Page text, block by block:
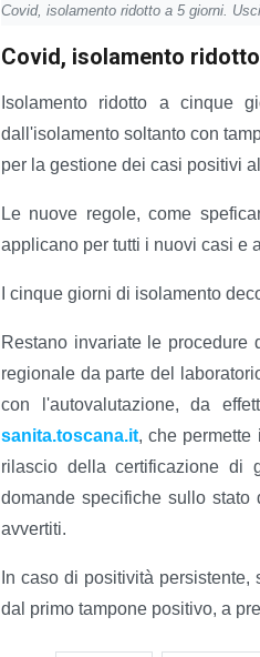
Covid, isolamento ridotto a 5 giorni.
Covid, isolamento
Isolamento ridotto a cinque
dall'isolamento soltanto con
per la gestione dei casi positivi
Le nuove regole, come
applicano per tutti i nuovi casi e
I cinque giorni di isolamento
Restano invariate le
regionale da parte del
con l'autovalutazione, da
sanita.toscana.it, che permette
rilascio della certificazione di
domande specifiche sullo stato
avvertiti.
In caso di positività
dal primo tampone positivo, a